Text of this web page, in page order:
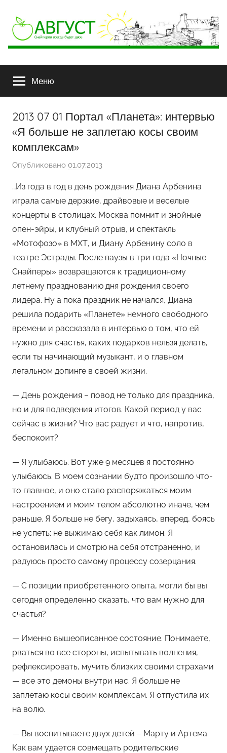
АВГУСТ
будет
двое
Меню
2013 07 01 Портал «Планета»: интервью
«Я больше не заплетаю косы своим
комплексам»
Опубликовано 01.07.2013
т
о
р
о
м
Х
е
м
у
…Из года в год в день рождения Диана Арбенина
играла самые дерзкие, драйвовые и веселые
концерты в столицах. Москва помнит и знойные
опен-эйры, и клубный отрыв, и спектакль
«Мотофозо» в МХТ, и Диану Арбенину соло в
театре Эстрады. После паузы в три года «Ночные
Снайперы» возвращаются к традиционному
летнему празднованию дня рождения своего
лидера. Ну а пока праздник не начался, Диана
решила подарить «Планете» немного свободного
времени и рассказала в интервью о том, что ей
нужно для счастья, каких подарков нельзя делать,
если ты начинающий музыкант, и о главном
легальном допинге в своей жизни.
— День рождения – повод не только для праздника,
но и для подведения итогов. Какой период у вас
сейчас в жизни? Что вас радует и что, напротив,
беспокоит?
— Я улыбаюсь. Вот уже 9 месяцев я постоянно
улыбаюсь. В моем сознании будто произошло что-
то главное, и оно стало распоряжаться моим
настроением и моим телом абсолютно иначе, чем
раньше. Я больше не бегу, задыхаясь, вперед, боясь
не успеть; не выжимаю себя как лимон. Я
остановилась и смотрю на себя отстраненно, и
радуюсь просто самому процессу созерцания.
— С позиции приобретенного опыта, могли бы вы
сегодня определенно сказать, что вам нужно для
счастья?
— Именно вышеописанное состояние. Понимаете,
рваться во все стороны, испытывать волнения,
рефлексировать, мучить близких своими страхами
— все это демоны внутри нас. Я больше не
заплетаю косы своим комплексам. Я отпустила их
на волю.
— Вы воспитываете двух детей – Марту и Артема.
Как вам удается совмещать родительские